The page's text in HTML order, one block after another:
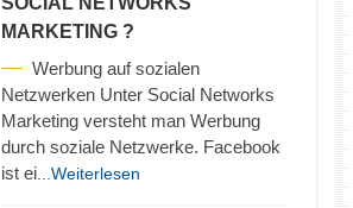
MARKETING ?
Werbung auf sozialen
Netzwerken Unter Social Networks
Marketing versteht man Werbung
durch soziale Netzwerke. Facebook
ist ei ...Weiterlesen